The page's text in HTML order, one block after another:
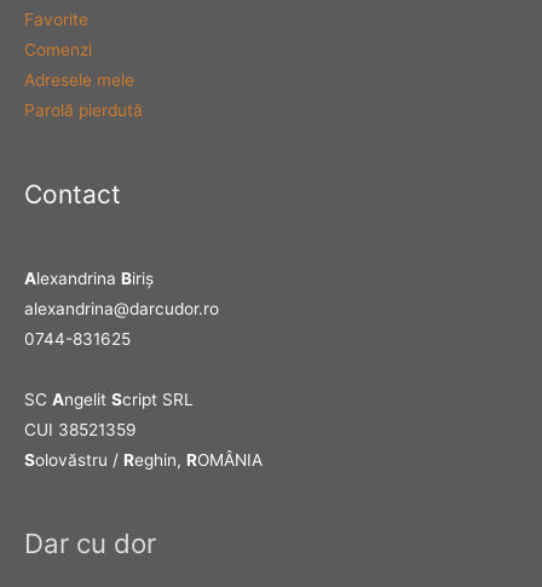
Favorite
Comenzi
Adresele mele
Parolă pierdută
Contact
Alexandrina Biriş
alexandrina@darcudor.ro
0744-831625
SC Angelit Script SRL
CUI 38521359
Solovăstru / Reghin, ROMÂNIA
Dar cu dor